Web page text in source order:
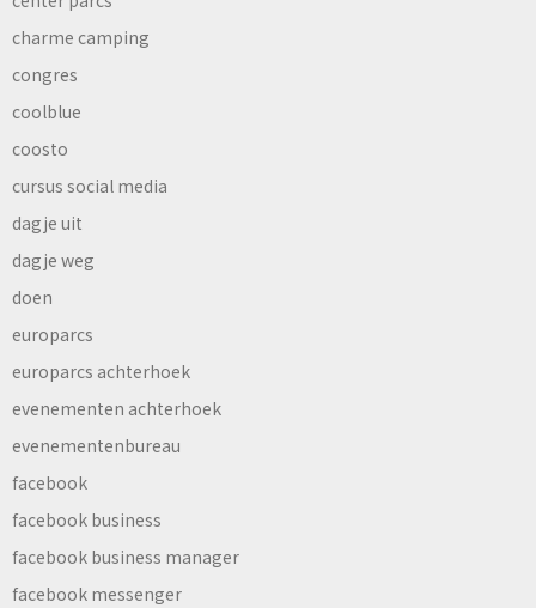
charme camping
congres
coolblue
coosto
cursus social media
dagje uit
dagje weg
doen
europarcs
europarcs achterhoek
evenementen achterhoek
evenementenbureau
facebook
facebook business
facebook business manager
facebook messenger